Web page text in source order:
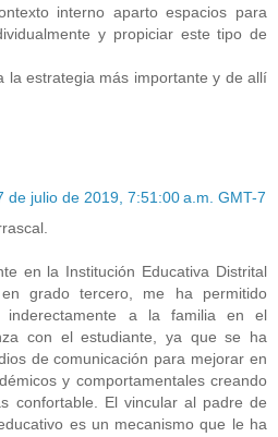
interno aparto espacios para
y propiciar este tipo de
la estrategia más importante y de allí
de julio de 2019, 7:51:00 a.m. GMT-7
en la Institución Educativa Distrital
en grado tercero, me ha permitido
inderectamente a la familia en el
con el estudiante, ya que se ha
de comunicación para mejorar en
y comportamentales creando
confortable. El vincular al padre de
es un mecanismo que le ha